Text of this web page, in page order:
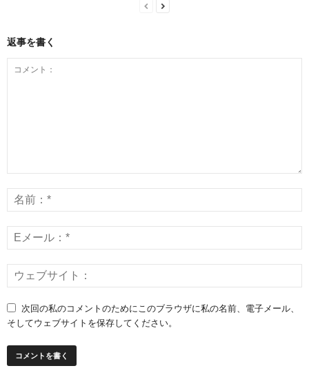
返事を書く
次回の私のコメントのためにこのブラウザに私の名前、電子メール、
そしてウェブサイトを保存してください。